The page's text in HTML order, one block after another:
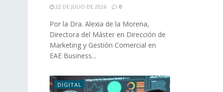
22 DE JULIO DE 2026
0
Por la Dra. Alexia de la Morena,
Directora del Máster en Dirección de
Marketing y Gestión Comercial en
EAE Business...
DIGITAL